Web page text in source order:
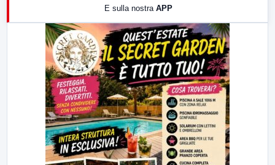
LabNews (replica)
E sulla nostra APP